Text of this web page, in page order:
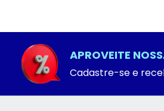
APROVEITE
Cadastre-se e